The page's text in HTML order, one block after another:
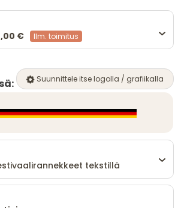
€ Ilm. toimitus
Suunnittele itse logolla / grafiikalla
tekstillä